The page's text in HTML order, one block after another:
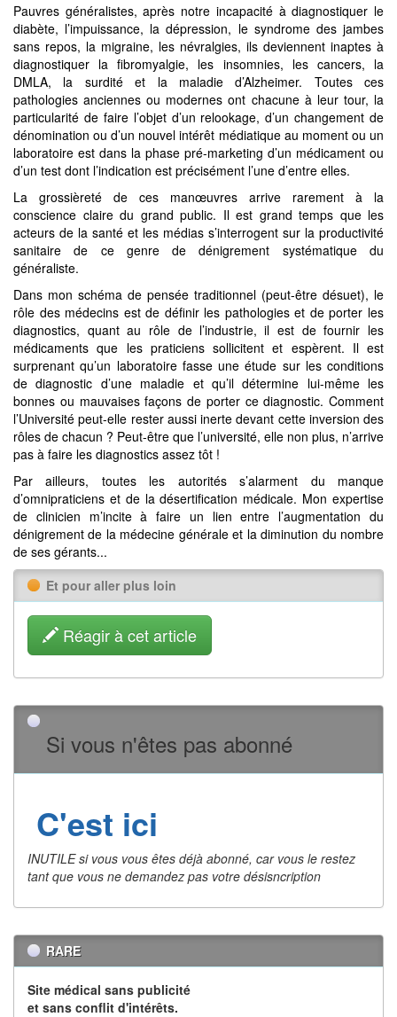
Pauvres généralistes, après notre incapacité à diagnostiquer le
diabète, l’impuissance, la dépression, le syndrome des jambes
sans repos, la migraine, les névralgies, ils deviennent inaptes à
diagnostiquer la fibromyalgie, les insomnies, les cancers, la
DMLA, la surdité et la maladie d’Alzheimer. Toutes ces
pathologies anciennes ou modernes ont chacune à leur tour, la
particularité de faire l’objet d’un relookage, d’un changement de
dénomination ou d’un nouvel intérêt médiatique au moment ou un
laboratoire est dans la phase pré-marketing d’un médicament ou
d’un test dont l’indication est précisément l’une d’entre elles.
La grossièreté de ces manœuvres arrive rarement à la
conscience claire du grand public. Il est grand temps que les
acteurs de la santé et les médias s’interrogent sur la productivité
sanitaire de ce genre de dénigrement systématique du
généraliste.
Dans mon schéma de pensée traditionnel (peut-être désuet), le
rôle des médecins est de définir les pathologies et de porter les
diagnostics, quant au rôle de l’industrie, il est de fournir les
médicaments que les praticiens sollicitent et espèrent. Il est
surprenant qu’un laboratoire fasse une étude sur les conditions
de diagnostic d’une maladie et qu’il détermine lui-même les
bonnes ou mauvaises façons de porter ce diagnostic. Comment
l’Université peut-elle rester aussi inerte devant cette inversion des
rôles de chacun ? Peut-être que l’université, elle non plus, n’arrive
pas à faire les diagnostics assez tôt !
Par ailleurs, toutes les autorités s’alarment du manque
d’omnipraticiens et de la désertification médicale. Mon expertise
de clinicien m’incite à faire un lien entre l’augmentation du
dénigrement de la médecine générale et la diminution du nombre
de ses gérants...
Et pour aller plus loin
Réagir à cet article
Si vous n'êtes pas abonné
C'est ici
INUTILE si vous vous êtes déjà abonné, car vous le restez
tant que vous ne demandez pas votre désisncription
RARE
Site médical sans publicité
et sans conflit d'intérêts.